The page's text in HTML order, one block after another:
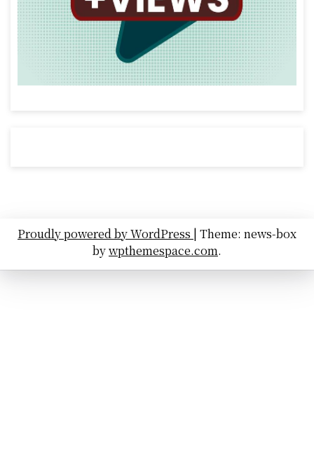
Proudly powered by WordPress | Theme: news-box
bywpthemespace.com.